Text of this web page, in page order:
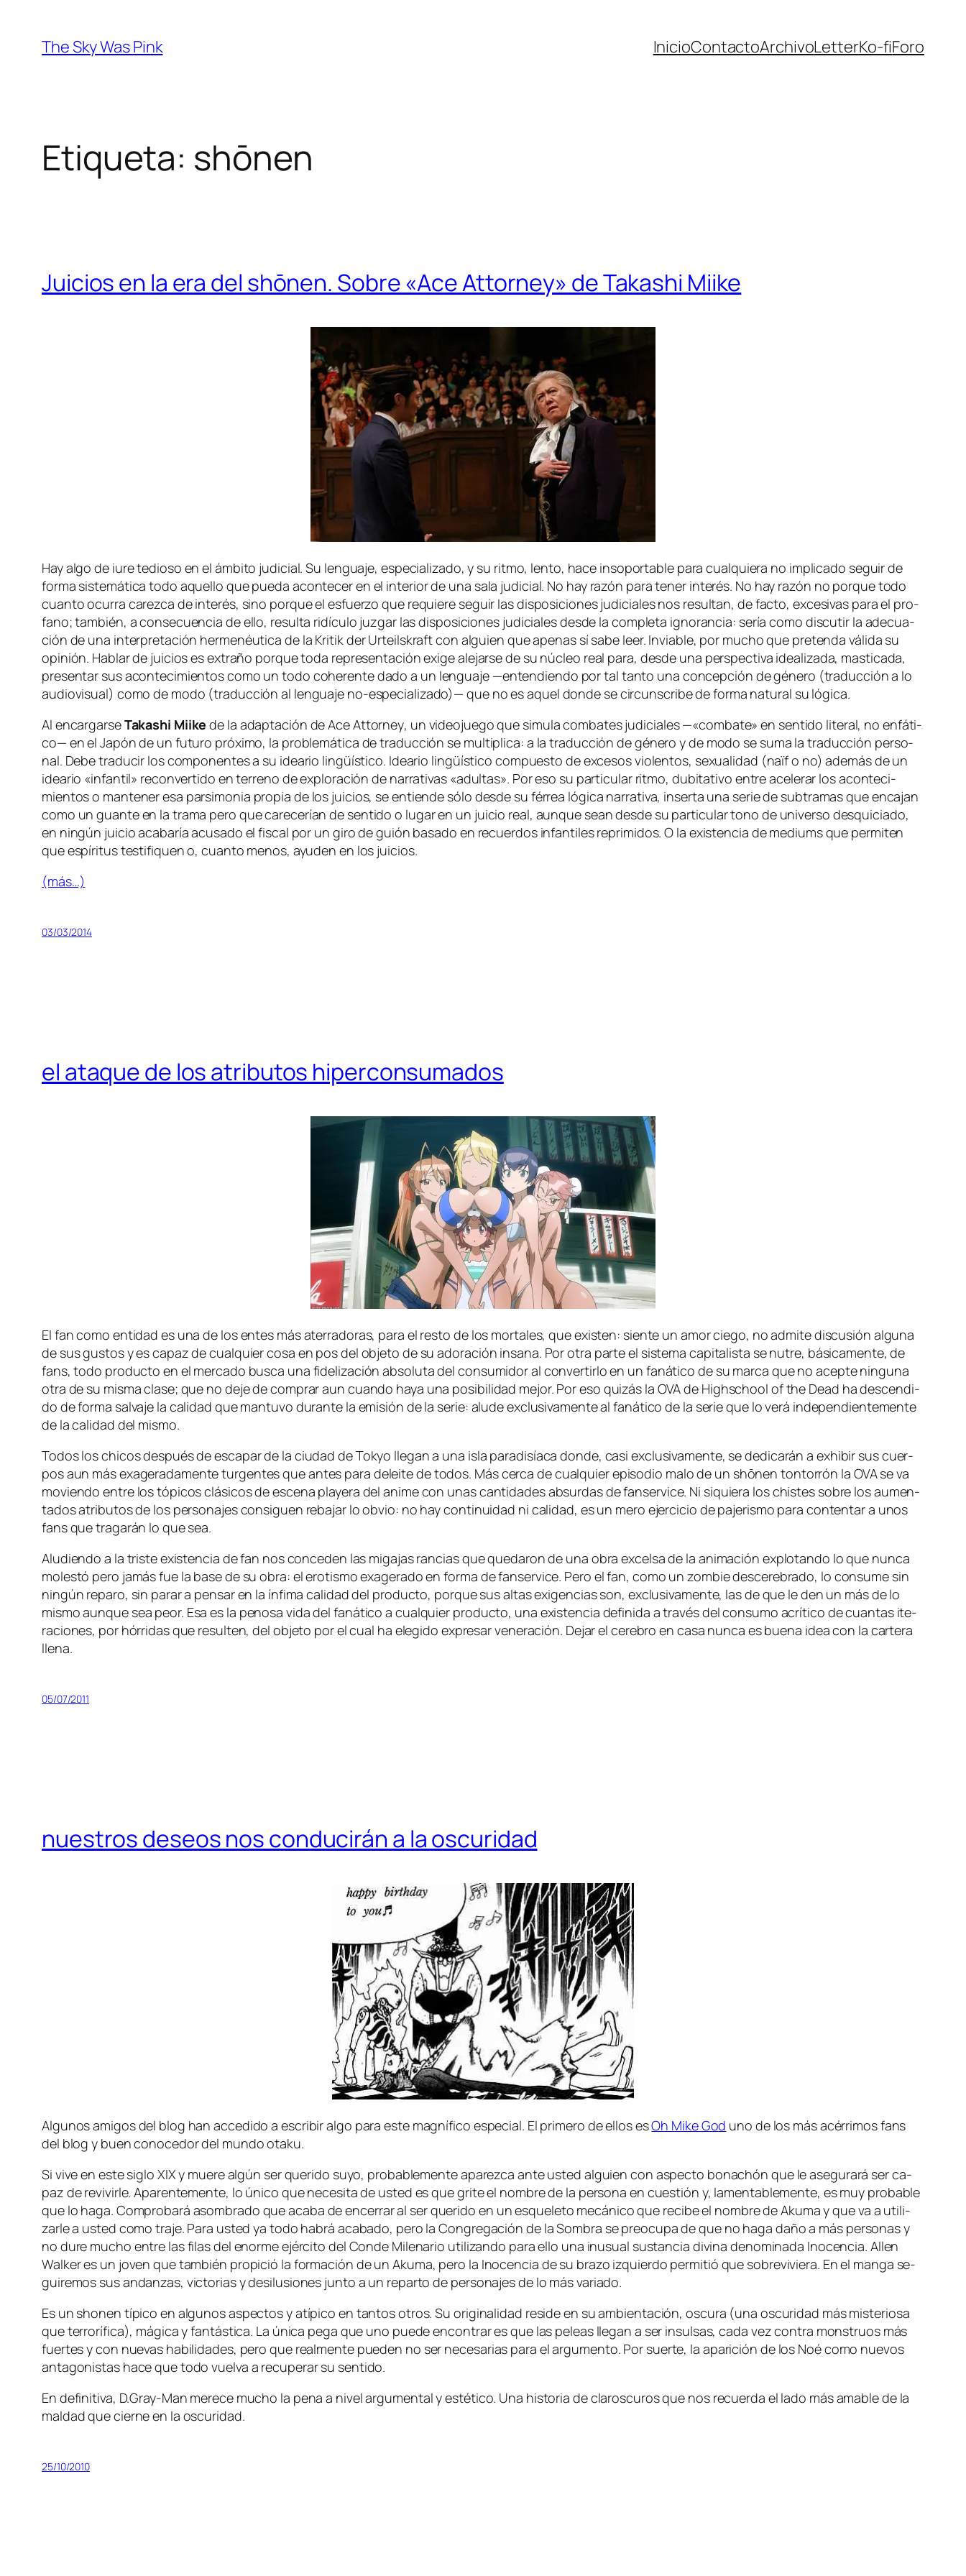
contenido
The Sky Was Pink InicioContactoArchivoLetterKo-fiForo
Etiqueta: shōnen
Juicios en la era del shōnen. Sobre «Ace Attorney» de Takashi Miike
Hay al­gode iu­rete­dio­so en el ám­bi­to ju­di­cial. Su len­gua­je, es­pe­cia­li­za­do, y su rit­mo, len­to, ha­ce in­so­por­ta­ble pa­ra cual­quie­ra no im­pli­ca­do se­guir de
for­ma sis­te­má­ti­ca to­do aque­llo que pue­da acon­te­cer en el in­te­rior de una sa­la ju­di­cial. No hay ra­zón pa­ra te­ner in­te­rés. No hay ra­zón no por­que to­do
cuan­to ocu­rra ca­rez­ca de in­te­rés, sino por­que el es­fuer­zo que re­quie­re se­guir las dis­po­si­cio­nes ju­di­cia­les nos re­sul­tan, de fac­to, ex­ce­si­vas pa­ra el pro­
fano; tam­bién, a con­se­cuen­cia de ello, re­sul­ta ri­dícu­lo juz­gar las dis­po­si­cio­nes ju­di­cia­les des­de la com­ple­ta ig­no­ran­cia: se­ría co­mo dis­cu­tir la ade­cua­
ción de una in­ter­pre­ta­ción her­me­néu­ti­ca de la Kritik der Urteilskraftcon al­guien que ape­nas sí sa­be leer. Inviable, por mu­cho que pre­ten­da vá­li­da su
opi­nión. Hablar de jui­cios es ex­tra­ño por­que to­da re­pre­sen­ta­ción exi­ge ale­jar­se de su nú­cleo real pa­ra, des­de una pers­pec­ti­va idea­li­za­da, mas­ti­ca­da,
pre­sen­tar sus acon­te­ci­mien­tos co­mo un to­do cohe­ren­te da­do a un len­gua­je —en­ten­dien­do por tal tan­to una con­cep­ción de gé­ne­ro (tra­duc­ción a lo
au­dio­vi­sual) co­mo de mo­do (tra­duc­ción al len­gua­je no-especializado)— que no es aquel don­de se cir­cuns­cri­be de for­ma na­tu­ral su lógica.
Al en­car­gar­seTakashi Miike de la adap­ta­ción deAce Attorney, un vi­deo­jue­go que si­mu­la com­ba­tes ju­di­cia­les —«com­ba­te» en sen­ti­do li­te­ral, no en­fá­ti­
co— en el Japón de un fu­tu­ro pró­xi­mo, la pro­ble­má­ti­ca de tra­duc­ción se mul­ti­pli­ca: a la tra­duc­ción de gé­ne­ro y de mo­do se su­ma la tra­duc­ción per­so­
nal. Debe tra­du­cir los com­po­nen­tes a su idea­rio lin­güís­ti­co. Ideario lin­güís­ti­co com­pues­to de ex­ce­sos vio­len­tos, se­xua­li­dad (naïfo no) ade­más de un
idea­rio «in­fan­til» re­con­ver­ti­do en te­rreno de ex­plo­ra­ción de na­rra­ti­vas «adul­tas». Por eso su par­ti­cu­lar rit­mo, du­bi­ta­ti­vo en­tre ace­le­rar los acon­te­ci­
mien­tos o man­te­ner esa par­si­mo­nia pro­pia de los jui­cios, se en­tien­de só­lo des­de su fé­rrea ló­gi­ca na­rra­ti­va, in­ser­ta una se­rie de sub­tra­mas que en­ca­jan
co­mo un guan­te en la tra­ma pe­ro que ca­re­ce­rían de sen­ti­do o lu­gar en un jui­cio real, aun­que sean des­de su par­ti­cu­lar tono de uni­ver­so des­qui­cia­do,
en nin­gún jui­cio aca­ba­ría acu­sa­do el fis­cal por un gi­ro de guión ba­sa­do en re­cuer­dos in­fan­ti­les re­pri­mi­dos. O la exis­ten­cia deme­diumsque per­mi­ten
que es­pí­ri­tus tes­ti­fi­quen o, cuan­to me­nos, ayu­den en los juicios.
(más…)
03/03/2014
el ataque de los atributos hiperconsumados
El fan co­mo en­ti­dad es una de los en­tes más ate­rra­do­ras, pa­ra el res­to de los mor­ta­les, que exis­ten: sien­te un amor cie­go, no ad­mi­te dis­cu­sión al­gu­na
de sus gus­tos y es ca­paz de cual­quier co­sa en pos del ob­je­to de su ado­ra­ción in­sa­na. Por otra par­te el sis­te­ma ca­pi­ta­lis­ta se nu­tre, bá­si­ca­men­te, de
fans, to­do pro­duc­to en el mer­ca­do bus­ca una fi­de­li­za­ción ab­so­lu­ta del con­su­mi­dor al con­ver­tir­lo en un fa­ná­ti­co de su mar­ca que no acep­te nin­gu­na
otra de su mis­ma cla­se; que no de­je de com­prar aun cuan­do ha­ya una po­si­bi­li­dad me­jor. Por eso qui­zás la OVA de Highschool of the Dead ha des­cen­di­
do de for­ma sal­va­je la ca­li­dad que man­tu­vo du­ran­te la emi­sión de la se­rie: alu­de ex­clu­si­va­men­te al fa­ná­ti­co de la se­rie que lo ve­rá in­de­pen­dien­te­men­te
de la ca­li­dad del mismo.
Todos los chi­cos des­pués de es­ca­par de la ciu­dad de Tokyo lle­gan a una is­la pa­ra­di­sía­ca don­de, ca­si ex­clu­si­va­men­te, se de­di­ca­rán a exhi­bir sus cuer­
pos aun más exa­ge­ra­da­men­te tur­gen­tes que an­tes pa­ra de­lei­te de to­dos. Más cer­ca de cual­quier epi­so­dio ma­lo de un shō­nen ton­to­rrón la OVA se va
mo­vien­do en­tre los tó­pi­cos clá­si­cos de es­ce­na pla­ye­ra del ani­me con unas can­ti­da­des ab­sur­das de fan­ser­vi­ce. Ni si­quie­ra los chis­tes so­bre los au­men­
ta­dos atri­bu­tos de los per­so­na­jes con­si­guen re­ba­jar lo ob­vio: no hay con­ti­nui­dad ni ca­li­dad, es un me­ro ejer­ci­cio de pa­je­ris­mo pa­ra con­ten­tar a unos
fans que tra­ga­rán lo que sea.
Aludiendo a la tris­te exis­ten­cia de fan nos con­ce­den las mi­ga­jas ran­cias que que­da­ron de una obra ex­cel­sa de la ani­ma­ción ex­plo­tan­do lo que nun­ca
mo­les­tó pe­ro ja­más fue la ba­se de su obra: el ero­tis­mo exa­ge­ra­do en for­ma de fan­ser­vi­ce. Pero el fan, co­mo un zom­bie des­ce­re­bra­do, lo con­su­me sin
nin­gún re­pa­ro, sin pa­rar a pen­sar en la ín­fi­ma ca­li­dad del pro­duc­to, por­que sus al­tas exi­gen­cias son, ex­clu­si­va­men­te, las de que le den un más de lo
mis­mo aun­que sea peor. Esa es la pe­no­sa vi­da del fa­ná­ti­co a cual­quier pro­duc­to, una exis­ten­cia de­fi­ni­da a tra­vés del con­su­mo acrí­ti­co de cuan­tas ite­
ra­cio­nes, por hó­rri­das que re­sul­ten, del ob­je­to por el cual ha ele­gi­do ex­pre­sar ve­ne­ra­ción. Dejar el ce­re­bro en ca­sa nun­ca es bue­na idea con la car­te­ra
llena.
05/07/2011
nuestros deseos nos conducirán a la oscuridad
Algunos ami­gos del blog han ac­ce­di­do a es­cri­bir al­go pa­ra es­te mag­ní­fi­co es­pe­cial. El pri­me­ro de ellos esOh Mike God uno de los más acé­rri­mos fans
del blog y buen co­no­ce­dor del mun­do otaku.
Si vi­ve en es­te si­glo XIX y mue­re al­gún ser que­ri­do su­yo, pro­ba­ble­men­te apa­rez­ca an­te us­ted al­guien con as­pec­to bo­na­chón que le ase­gu­ra­rá ser ca­
paz de re­vi­vir­le. Aparentemente, lo úni­co que ne­ce­si­ta de us­ted es que gri­te el nom­bre de la per­so­na en cues­tión y, la­men­ta­ble­men­te, es muy pro­ba­ble
que lo ha­ga. Comprobará asom­bra­do que aca­ba de en­ce­rrar al ser que­ri­do en un es­que­le­to me­cá­ni­co que re­ci­be el nom­bre de Akuma y que va a uti­li­
zar­le a us­ted co­mo tra­je. Para us­ted ya to­do ha­brá aca­ba­do, pe­ro la Congregación de la Sombra se preo­cu­pa de que no ha­ga da­ño a más per­so­nas y
no du­re mu­cho en­tre las fi­las del enor­me ejér­ci­to del Conde Milenario uti­li­zan­do pa­ra ello una inusual sus­tan­cia di­vi­na de­no­mi­na­da Inocencia. Allen
Walker es un jo­ven que tam­bién pro­pi­ció la for­ma­ción de un Akuma, pe­ro la Inocencia de su bra­zo iz­quier­do per­mi­tió que so­bre­vi­vie­ra. En el man­ga se­
gui­re­mos sus an­dan­zas, vic­to­rias y des­ilu­sio­nes jun­to a un re­par­to de per­so­na­jes de lo más variado.
Es un sho­nen tí­pi­co en al­gu­nos as­pec­tos y atí­pi­co en tan­tos otros. Su ori­gi­na­li­dad re­si­de en su am­bien­ta­ción, os­cu­ra (una os­cu­ri­dad más mis­te­rio­sa
que te­rro­rí­fi­ca), má­gi­ca y fan­tás­ti­ca. La úni­ca pe­ga que uno pue­de en­con­trar es que las pe­leas lle­gan a ser in­sul­sas, ca­da vez con­tra mons­truos más
fuer­tes y con nue­vas ha­bi­li­da­des, pe­ro que real­men­te pue­den no ser ne­ce­sa­rias pa­ra el ar­gu­men­to. Por suer­te, la apa­ri­ción de los Noé co­mo nue­vos
an­ta­go­nis­tas ha­ce que to­do vuel­va a re­cu­pe­rar su sentido.
En de­fi­ni­ti­va, D.Gray-Man me­re­ce mu­cho la pe­na a ni­vel ar­gu­men­tal y es­té­ti­co. Una his­to­ria de cla­ros­cu­ros que nos re­cuer­da el la­do más ama­ble de la
mal­dad que cier­ne en la oscuridad.
25/10/2010